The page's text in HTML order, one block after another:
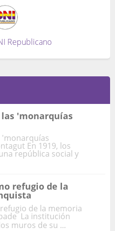
Republicano
'monarquías
'monarquías
En 1919, los
república social y
refugio de la
de la memoria
La institución
muros de su ...